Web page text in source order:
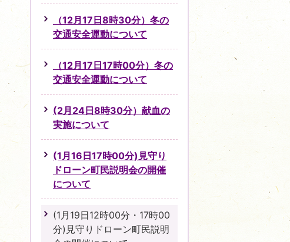
（12月17日8時30分）冬の
交通安全運動について
（12月17日17時00分）冬の
交通安全運動について
(2月24日8時30分）献血の
実施について
(1月16日17時00分)見守り
ドローン町民説明会の開催
について
(1月19日12時00分・17時00
分)見守りドローン町民説明